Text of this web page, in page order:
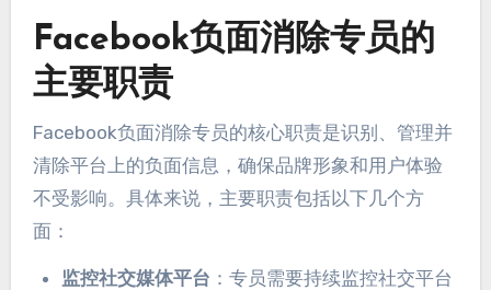
Facebook负面消除专员的
主要职责
Facebook负面消除专员的核心职责是识别、管理并
清除平台上的负面信息，确保品牌形象和用户体验
不受影响。具体来说，主要职责包括以下几个方
面：
监控社交媒体平台 ：专员需要持续监控社交平台